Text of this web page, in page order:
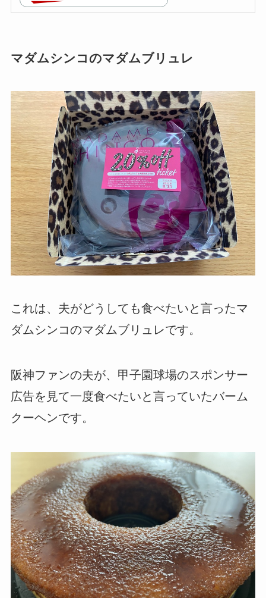
マダムシンコのマダムブリュレ
これは、夫がどうしても食べたいと言ったマ
ダムシンコのマダムブリュレです。
阪神ファンの夫が、甲子園球場のスポンサー
広告を見て一度食べたいと言っていたバーム
クーヘンです。